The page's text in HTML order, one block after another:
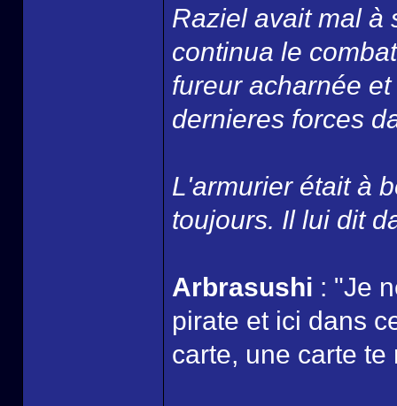
Raziel avait mal à
continua le
fureur acharnée
dernieres forces
L'armurier était à
toujours. Il lui dit
Arbrasushi : "Je
pirate et ici dans
carte, une carte